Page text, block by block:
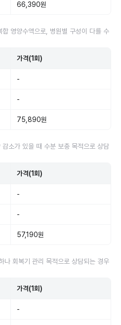
66,390원
영양수액으로, 병원별 구성이 다를 수
가격(1회)
-
-
75,890원
소가 있을 때 수분 보충 목적으로 상담
가격(1회)
-
-
57,190원
나 회복기 관리 목적으로 상담되는 경우
가격(1회)
-